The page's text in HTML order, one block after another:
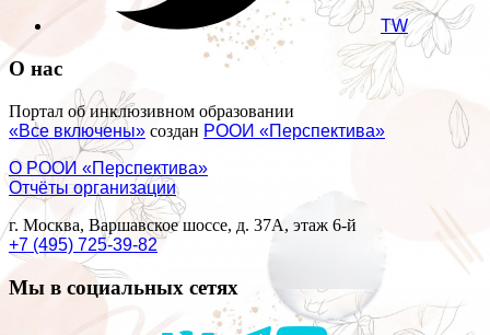
TW
О нас
Портал об инклюзивном образовании
«Все включены» создан РООИ «Перспектива»
О РООИ «Перспектива»
Отчёты организации
г. Москва, Варшавское шоссе, д. 37А, этаж 6-й
+7 (495) 725-39-82
Мы в социальных сетях